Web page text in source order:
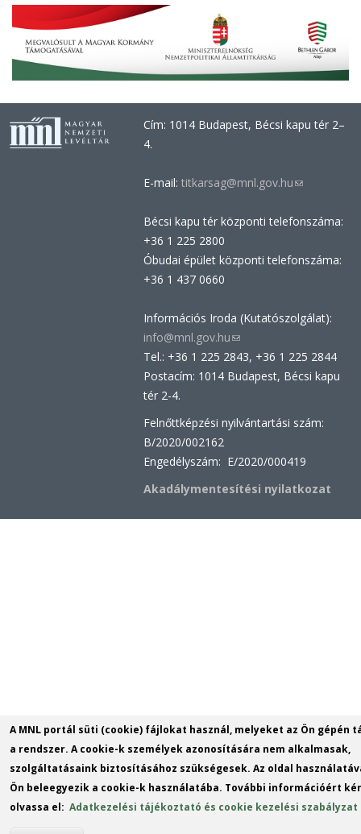
Cím: 1014 Budapest, Bécsi kapu tér 2–
4.
E-mail: titkarsag@mnl.gov.hu(link
e-
Bécsi kapu tér központi telefonszáma:
+36 1 225 2800
Óbudai épület központi telefonszáma:
+36 1 437 0660
Információs Iroda (Kutatószolgálat):
info@mnl.gov.hu(link
sends
e-
Tel.: +36 1 225 2843, +36 1 225 2844
Postacím: 1014 Budapest, Bécsi kapu
tér 2-4.
Felnőttképzési nyilvántartási szám:
B/2020/002162
Engedélyszám: E/2020/000419
Akadálymentesítési nyilatkozat
A MNL portál süti (cookie) fájlokat használ, melyeket az Ön gépén
a rendszer. A cookie-k személyek azonosítására nem alkalmasak,
szolgáltatásaink biztosításához szükségesek. Az oldal
Ön beleegyezik a cookie-k használatába. További információért
olvassa el:Adatkezelési tájékoztató és cookie kezelési szabályzat